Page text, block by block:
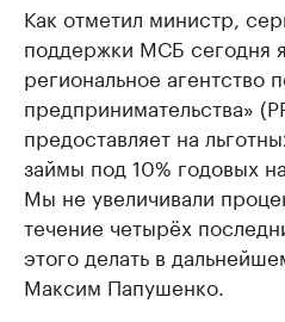
Как отметил министр,
поддержки МСБ сегодня
региональное агентство
предпринимательства»
предоставляет на
займы под 10% годовых
Мы не увеличивали
течение четырёх
этого делать в
Максим Папушенко.